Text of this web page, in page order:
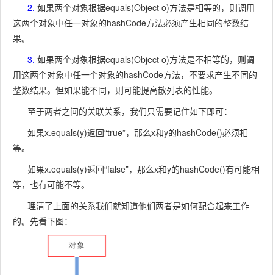
2. 如果两个对象根据equals(Object o)方法是相等的，则调用
这两个对象中任一对象的hashCode方法必须产生相同的整数结
果。
3. 如果两个对象根据equals(Object o)方法是不相等的，则调
用这两个对象中任一个对象的hashCode方法，不要求产生不同的
整数结果。但如果能不同，则可能提高散列表的性能。
至于两者之间的关联关系，我们只需要记住如下即可：
如果x.equals(y)返回“true”，那么x和y的hashCode()必须相
等。
如果x.equals(y)返回“false”，那么x和y的hashCode()有可能相
等，也有可能不等。
理清了上面的关系我们就知道他们两者是如何配合起来工作
的。先看下图：